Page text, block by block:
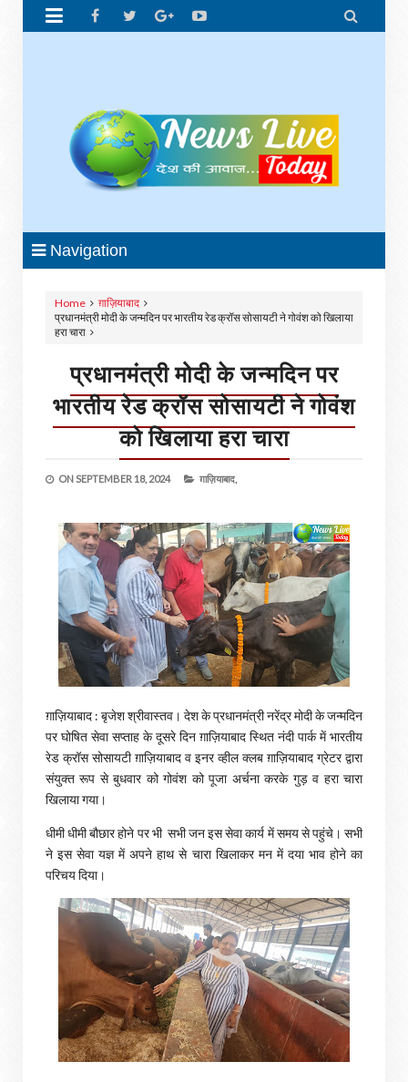
 
Navigation
Home
ग़ाज़ियाबाद
प्रधानमंत्री मोदी के जन्मदिन पर भारतीय रेड क्रॉस सोसायटी ने गोवंश को खिलाया
हरा चारा
प्रधानमंत्री मोदी के जन्मदिन पर
भारतीय रेड क्रॉस सोसायटी ने गोवंश
को खिलाया हरा चारा
ONSEPTEMBER 18, 2024 ग़ाज़ियाबाद,
ग़ाज़ियाबाद : बृजेश श्रीवास्तव। देश के प्रधानमंत्री नरेंद्र मोदी के जन्मदिन
पर घोषित सेवा सप्ताह के दूसरे दिन ग़ाज़ियाबाद स्थित नंदी पार्क में भारतीय
रेड क्रॉस सोसायटी ग़ाज़ियाबाद व इनर व्हील क्लब ग़ाज़ियाबाद ग्रेटर द्वारा
संयुक्त रूप से बुधवार को गोवंश को पूजा अर्चना करके गुड़ व हरा चारा
खिलाया गया।
धीमी धीमी बौछार होने पर भी सभी जन इस सेवा कार्य में समय से पहुंचे। सभी
ने इस सेवा यज्ञ में अपने हाथ से चारा खिलाकर मन में दया भाव होने का
परिचय दिया।